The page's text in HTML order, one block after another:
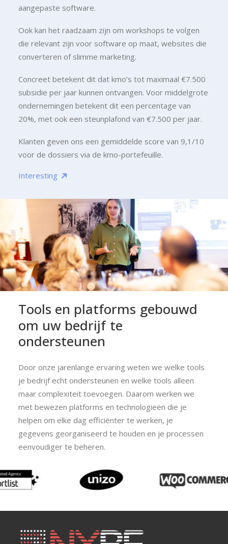
aangepaste software.
Ook kan het raadzaam zijn om workshops te volgen
die relevant zijn voor software op maat, websites die
converteren of slimme marketing.
Concreet betekent dit dat kmo’s tot maximaal €7.500
subsidie per jaar kunnen ontvangen. Voor middelgrote
ondernemingen betekent dit een percentage van
20%, met ook een steunplafond van €7.500 per jaar.
Klanten geven ons een gemiddelde score van 9,1/10
voor de dossiers via de kmo-portefeuille.
Interesting
Tools en platforms gebouwd
om uw bedrijf te
ondersteunen
Door onze jarenlange ervaring weten we welke tools
je bedrijf echt ondersteunen en welke tools alleen
maar complexiteit toevoegen. Daarom werken we
met bewezen platforms en technologieën die je
helpen om elke dag efficiënter te werken, je
gegevens georganiseerd te houden en je processen
eenvoudiger te beheren.